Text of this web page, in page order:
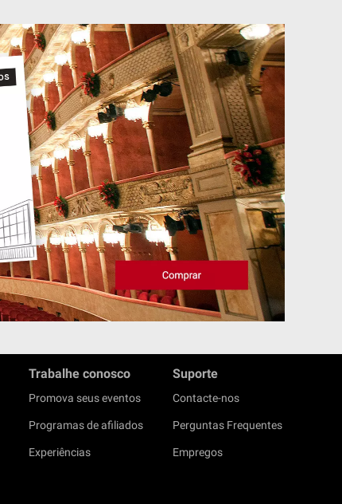
Trabalhe conosco
Promova seus eventos
Programas de afiliados
Experiências
Suporte
Contacte-nos
Perguntas Frequentes
Empregos